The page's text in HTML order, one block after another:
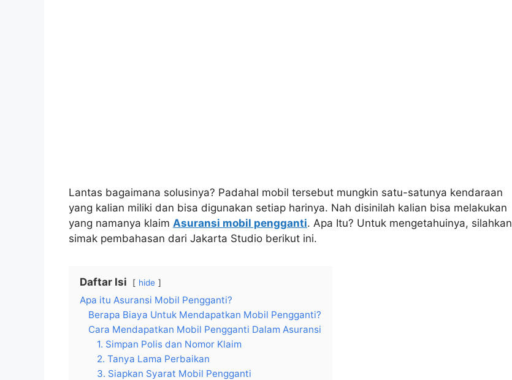
Lantas bagaimana solusinya? Padahal mobil tersebut mungkin satu-satunya kendaraan
yang kalian miliki dan bisa digunakan setiap harinya. Nah disinilah kalian bisa melakukan
yang namanya klaim Asuransi mobil pengganti. Apa Itu? Untuk mengetahuinya, silahkan
simak pembahasan dari Jakarta Studio berikut ini.
Daftar Isi hide
Apa itu Asuransi Mobil Pengganti?
Berapa Biaya Untuk Mendapatkan Mobil Pengganti?
Cara Mendapatkan Mobil Pengganti Dalam Asuransi
1. Simpan Polis dan Nomor Klaim
2. Tanya Lama Perbaikan
3. Siapkan Syarat Mobil Pengganti